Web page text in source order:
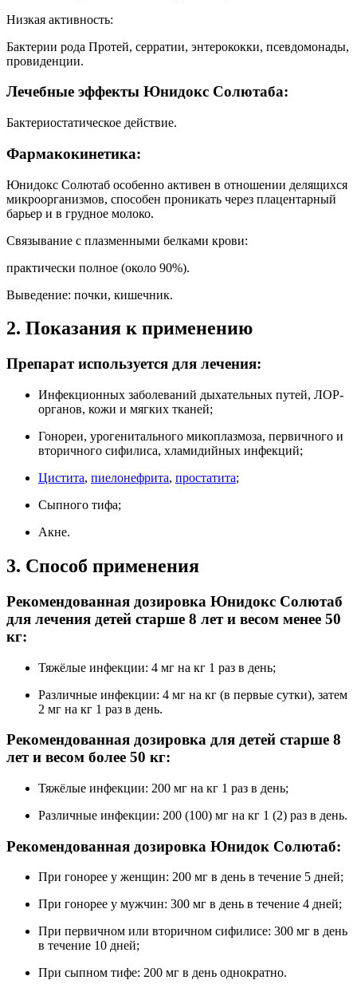
Низкая активность:
Бактерии рода Протей, серратии, энтерококки, псевдомонады,
провиденции.
Лечебные эффекты Юнидокс Солютаба:
Бактериостатическое действие.
Фармакокинетика:
Юнидокс Солютаб особенно активен в отношении делящихся
микроорганизмов, способен проникать через плацентарный
барьер и в грудное молоко.
Связывание с плазменными белками крови:
практически полное (около 90%).
Выведение: почки, кишечник.
2. Показания к применению
Препарат используется для лечения:
Инфекционных заболеваний дыхательных путей, ЛОР-
органов, кожи и мягких тканей;
Гонореи, урогенитального микоплазмоза, первичного и
вторичного сифилиса, хламидийных инфекций;
Цистита, пиелонефрита, простатита;
Сыпного тифа;
Акне.
3. Способ применения
Рекомендованная дозировка Юнидокс Солютаб
для лечения детей старше 8 лет и весом менее 50
кг:
Тяжёлые инфекции: 4 мг на кг 1 раз в день;
Различные инфекции: 4 мг на кг (в первые сутки), затем
2 мг на кг 1 раз в день.
Рекомендованная дозировка для детей старше 8
лет и весом более 50 кг:
Тяжёлые инфекции: 200 мг на кг 1 раз в день;
Различные инфекции: 200 (100) мг на кг 1 (2) раз в день.
Рекомендованная дозировка Юнидок Солютаб:
При гонорее у женщин: 200 мг в день в течение 5 дней;
При гонорее у мужчин: 300 мг в день в течение 4 дней;
При первичном или вторичном сифилисе: 300 мг в день
в течение 10 дней;
При сыпном тифе: 200 мг в день однократно.